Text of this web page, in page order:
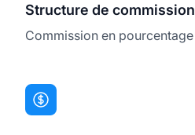
Structure de commission
Commission en pourcentage